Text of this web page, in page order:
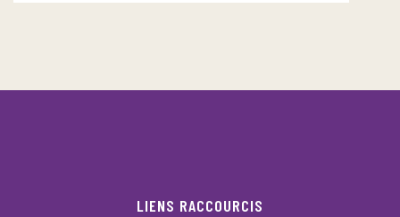
LIENS RACCOURCIS